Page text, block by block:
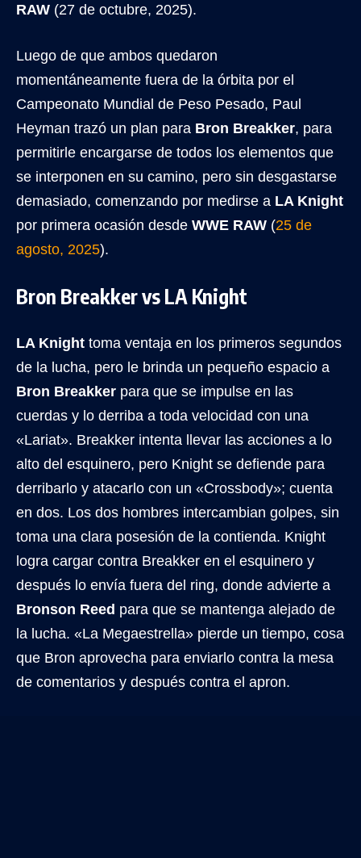
RAW (27 de octubre, 2025).
Luego de que ambos quedaron
momentáneamente fuera de la órbita por el
Campeonato Mundial de Peso Pesado, Paul
Heyman trazó un plan para Bron Breakker, para
permitirle encargarse de todos los elementos que
se interponen en su camino, pero sin desgastarse
demasiado, comenzando por medirse a LA Knight
por primera ocasión desde WWE RAW (25 de
agosto, 2025).
Bron Breakker vs LA Knight
LA Knight toma ventaja en los primeros segundos
de la lucha, pero le brinda un pequeño espacio a
Bron Breakker para que se impulse en las
cuerdas y lo derriba a toda velocidad con una
«Lariat». Breakker intenta llevar las acciones a lo
alto del esquinero, pero Knight se defiende para
derribarlo y atacarlo con un «Crossbody»; cuenta
en dos. Los dos hombres intercambian golpes, sin
toma una clara posesión de la contienda. Knight
logra cargar contra Breakker en el esquinero y
después lo envía fuera del ring, donde advierte a
Bronson Reed para que se mantenga alejado de
la lucha. «La Megaestrella» pierde un tiempo, cosa
que Bron aprovecha para enviarlo contra la mesa
de comentarios y después contra el apron.